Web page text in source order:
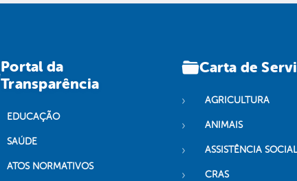
Portal da
Transparência
EDUCAÇÃO
SAÚDE
ATOS NORMATIVOS
Carta de
AGRICULTURA
ANIMAIS
ASSISTÊNCIA SOCIAL
CRAS